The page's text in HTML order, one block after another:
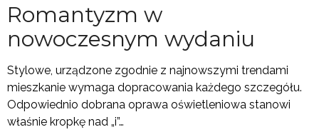
Romantyzm w
nowoczesnym wydaniu
Stylowe, urządzone zgodnie z najnowszymi trendami
mieszkanie wymaga dopracowania każdego szczegółu.
Odpowiednio dobrana oprawa oświetleniowa stanowi
właśnie kropkę nad „i”…